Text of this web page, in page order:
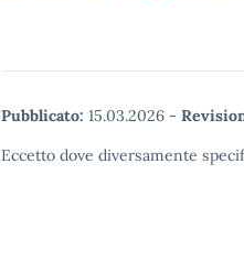
Pubblicato: 15.03.2026 -
Eccetto dove diversamente